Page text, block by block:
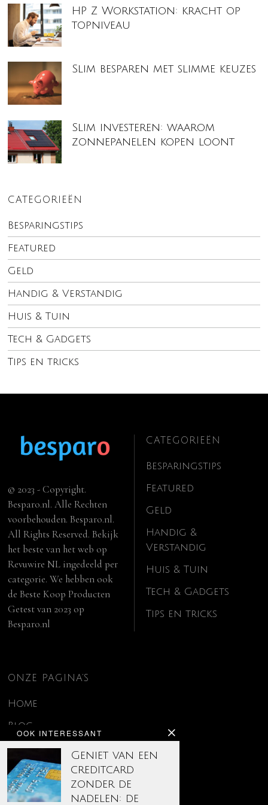
HP Z Workstation: kracht op
topniveau
Slim besparen met slimme keuzes
Slim investeren: waarom
zonnepanelen kopen loont
CATEGORIEËN
Besparingstips
Featured
Geld
Handig & Verstandig
Huis & Tuin
Tech & Gadgets
Tips en tricks
OOK INTERESSANT
Geniet van een
creditcard
zonder de
nadelen: de
© 2023 - Copyright.
Besparo.nl. Alle Rechten
voorbehouden. Besparo.nl.
All Rights Reserved. Bekijk
het beste van het web op
Revuwire NL ingedeeld per
categorie. We hebben ook
deBeste Koop Producten
Getest van 2023 op
Besparo.nl
CATEGORIEËN
Besparingstips
Featured
Geld
Handig &
Verstandig
Huis & Tuin
Tech & Gadgets
Tips en tricks
ONZE PAGINA’S
Home
Blog
Contact
Disclaimer
Over ons